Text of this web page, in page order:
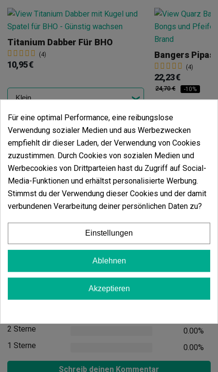
Titanium Dabber Für BHO
(4)
10,95 €
In den Warenkorb
Bangers Pipas
(4)
22,23 €
24,70 € -10%
Kundenbewertungen
5 Sterne
83.33%
16.67%
2 Sterne
0.00%
1 Sterne
0.00%
Schreib deinen Kommentar
Für eine optimal Performance, eine reibungslose
Verwendung sozialer Medien und aus Werbezwecken
empfiehlt dir dieser Laden, der Verwendung von Cookies
zuzustimmen. Durch Cookies von sozialen Medien und
Werbecookies von Drittparteien hast du Zugriff auf Social-
Media-Funktionen und erhältst personalisierte Werbung.
Stimmst du der Verwendung dieser Cookies und der damit
verbundenen Verarbeitung deiner persönlichen Daten zu?
Einstellungen
Ablehnen
Akzeptieren